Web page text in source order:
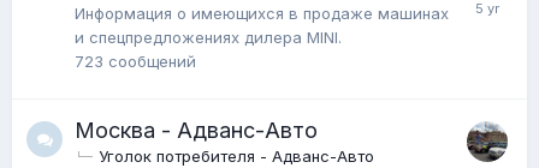
Информация о имеющихся в продаже машинах
и спецпредложениях дилера MINI.
723 сообщений
Москва - Адванс-Авто
Уголок потребителя - Адванс-Авто